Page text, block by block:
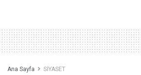
Ana Sayfa SİYASET